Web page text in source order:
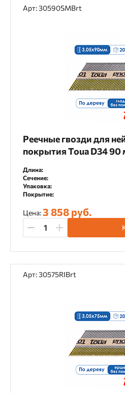
Арт: 30590SMBrt
Реечные гвозди для
покрытия Toua D34 90
Длина:
Сечение:
Упаковка:
Покрытие:
Цена:3 858 руб.
Арт: 30575RIBrt